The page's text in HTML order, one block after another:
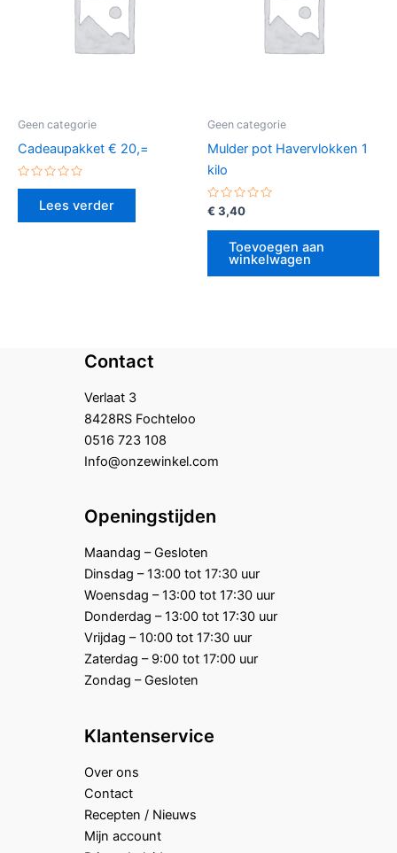
Geen categorie
Cadeaupakket € 20,=
Gewaardeerd
Lees verder
Geen categorie
Mulder pot Havervlokken 1
kilo
Gewaardeerd
0
uit
€ 3,40
Toevoegen aan
winkelwagen
Contact
Verlaat 3
8428RS Fochteloo
0516 723 108
Info@onzewinkel.com
Openingstijden
Maandag – Gesloten
Dinsdag – 13:00 tot 17:30 uur
Woensdag – 13:00 tot 17:30 uur
Donderdag – 13:00 tot 17:30 uur
Vrijdag – 10:00 tot 17:30 uur
Zaterdag – 9:00 tot 17:00 uur
Zondag – Gesloten
Klantenservice
Over ons
Contact
Recepten / Nieuws
Mijn account